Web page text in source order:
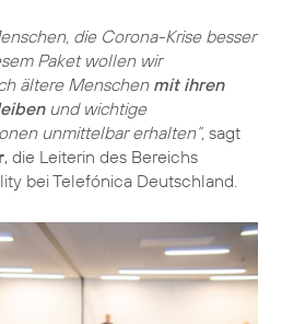
die Corona-Krise besser
Paket wollen wir
ältere Menschen mit ihren
und wichtige
unmittelbar erhalten“, sagt
, die Leiterin des Bereichs